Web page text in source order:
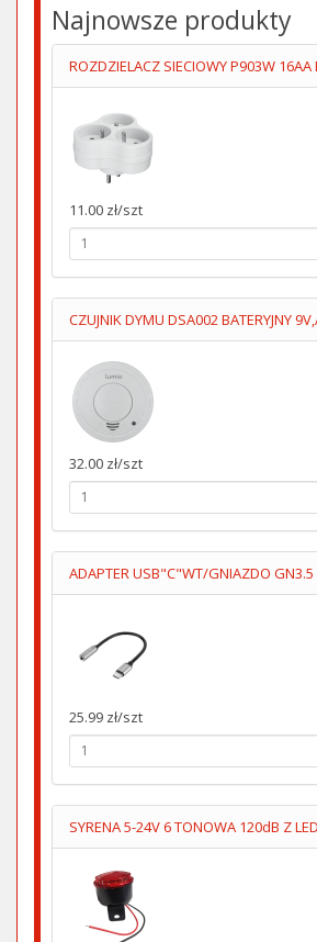
Najnowsze produkty
11.00 zł/szt
32.00 zł/szt
ADAPTER USB"C"WT/GNIAZDO GN3.5
25.99 zł/szt
SYRENA 5-24V 6 TONOWA 120dB Z